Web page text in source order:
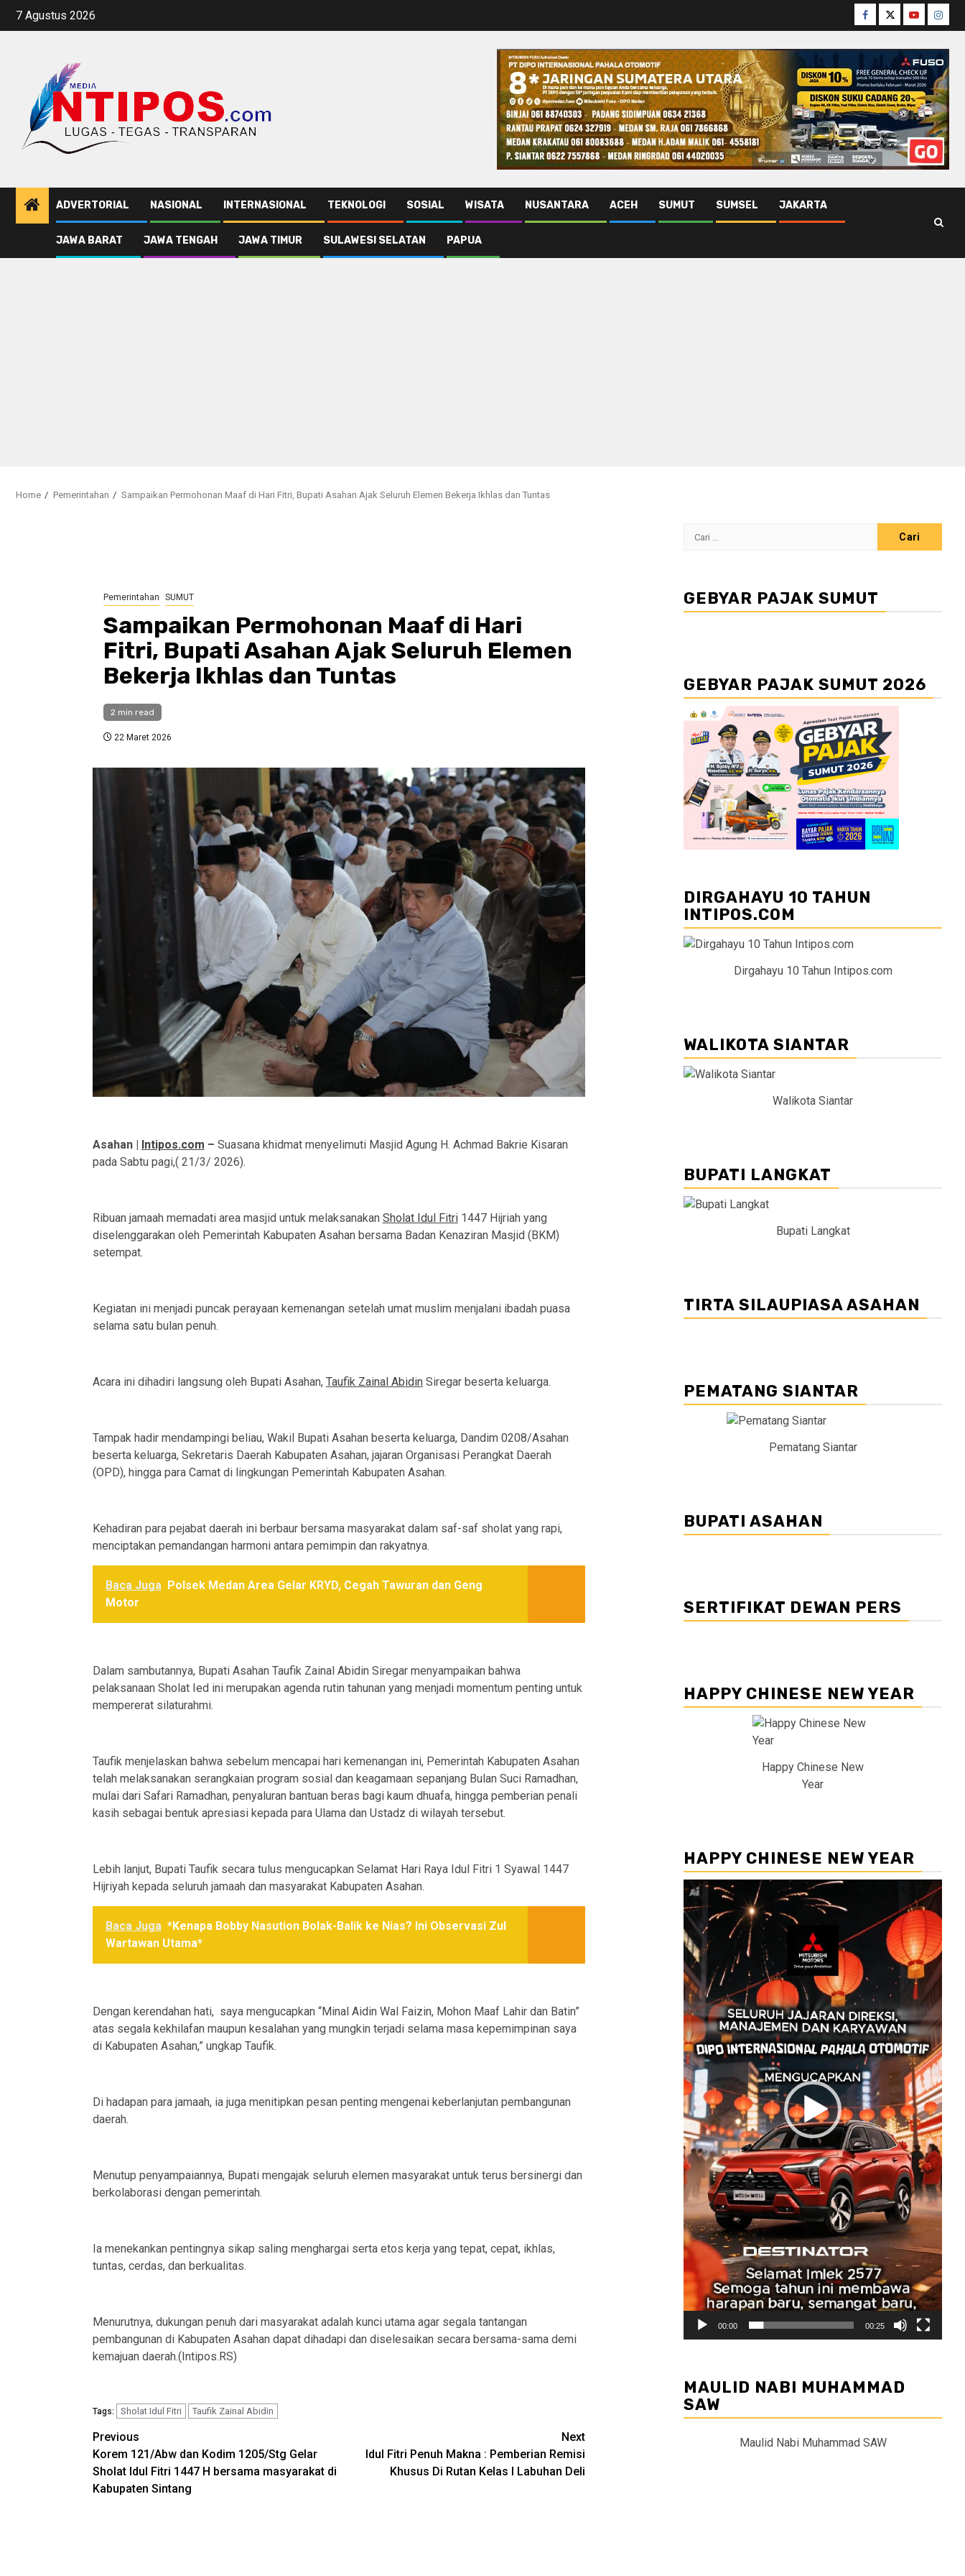
Skip
7 Agustus 2026 Facebook
TwitterYoutube
ADVERTORIAL NASIONAL INTERNASIONAL TEKNOLOGI SOSIAL WISATA NUSANTARA ACEH SUMUT SUMSEL JAKARTA
JAWA BARAT JAWA TENGAH JAWA TIMUR SULAWESI SELATAN PAPUA
Home Pemerintahan Sampaikan Permohonan Maaf di Hari Fitri, Bupati Asahan Ajak Seluruh Elemen Bekerja Ikhlas dan Tuntas
Pemerintahan SUMUT
Sampaikan Permohonan Maaf di Hari
Fitri, Bupati Asahan Ajak Seluruh Elemen
Bekerja Ikhlas dan Tuntas
2 min read
22 Maret 2026
Asahan | Intipos.com – Suasana khidmat menyelimuti Masjid Agung H. Achmad Bakrie Kisaran
pada Sabtu pagi,( 21/3/ 2026).
Ribuan jamaah memadati area masjid untuk melaksanakan Sholat Idul Fitri1447 Hijriah yang
diselenggarakan oleh Pemerintah Kabupaten Asahan bersama Badan Kenaziran Masjid (BKM)
setempat.
Kegiatan ini menjadi puncak perayaan kemenangan setelah umat muslim menjalani ibadah puasa
selama satu bulan penuh.
Acara ini dihadiri langsung oleh Bupati Asahan, Taufik Zainal AbidinSiregar beserta keluarga.
Tampak hadir mendampingi beliau, Wakil Bupati Asahan beserta keluarga, Dandim 0208/Asahan
beserta keluarga, Sekretaris Daerah Kabupaten Asahan, jajaran Organisasi Perangkat Daerah
(OPD), hingga para Camat di lingkungan Pemerintah Kabupaten Asahan.
Kehadiran para pejabat daerah ini berbaur bersama masyarakat dalam saf-saf sholat yang rapi,
menciptakan pemandangan harmoni antara pemimpin dan rakyatnya.
Baca Juga Polsek Medan Area Gelar KRYD, Cegah Tawuran dan Geng
Motor
Dalam sambutannya, Bupati Asahan Taufik Zainal Abidin Siregar menyampaikan bahwa
pelaksanaan Sholat Ied ini merupakan agenda rutin tahunan yang menjadi momentum penting untuk
mempererat silaturahmi.
Taufik menjelaskan bahwa sebelum mencapai hari kemenangan ini, Pemerintah Kabupaten Asahan
telah melaksanakan serangkaian program sosial dan keagamaan sepanjang Bulan Suci Ramadhan,
mulai dari Safari Ramadhan, penyaluran bantuan beras bagi kaum dhuafa, hingga pemberian penali
kasih sebagai bentuk apresiasi kepada para Ulama dan Ustadz di wilayah tersebut.
Lebih lanjut, Bupati Taufik secara tulus mengucapkan Selamat Hari Raya Idul Fitri 1 Syawal 1447
Hijriyah kepada seluruh jamaah dan masyarakat Kabupaten Asahan.
Baca Juga *Kenapa Bobby Nasution Bolak-Balik ke Nias? Ini Observasi Zul
Wartawan Utama*
Dengan kerendahan hati, saya mengucapkan “Minal Aidin Wal Faizin, Mohon Maaf Lahir dan Batin”
atas segala kekhilafan maupun kesalahan yang mungkin terjadi selama masa kepemimpinan saya
di Kabupaten Asahan,” ungkap Taufik.
Di hadapan para jamaah, ia juga menitipkan pesan penting mengenai keberlanjutan pembangunan
daerah.
Menutup penyampaiannya, Bupati mengajak seluruh elemen masyarakat untuk terus bersinergi dan
berkolaborasi dengan pemerintah.
Ia menekankan pentingnya sikap saling menghargai serta etos kerja yang tepat, cepat, ikhlas,
tuntas, cerdas, dan berkualitas.
Menurutnya, dukungan penuh dari masyarakat adalah kunci utama agar segala tantangan
pembangunan di Kabupaten Asahan dapat dihadapi dan diselesaikan secara bersama-sama demi
kemajuan daerah.(Intipos.RS)
Tags: Sholat Idul Fitri Taufik Zainal Abidin
Post
navigation
Previous
Korem 121/Abw dan Kodim 1205/Stg Gelar
Sholat Idul Fitri 1447 H bersama masyarakat di
Kabupaten Sintang
Next
Idul Fitri Penuh Makna : Pemberian Remisi
Khusus Di Rutan Kelas I Labuhan Deli
Cari
GEBYAR PAJAK SUMUT
GEBYAR PAJAK SUMUT 2026
DIRGAHAYU 10 TAHUN
INTIPOS.COM
Dirgahayu 10 Tahun Intipos.com
WALIKOTA SIANTAR
Walikota Siantar
BUPATI LANGKAT
Bupati Langkat
TIRTA SILAUPIASA ASAHAN
PEMATANG SIANTAR
Pematang Siantar
BUPATI ASAHAN
SERTIFIKAT DEWAN PERS
HAPPY CHINESE NEW YEAR
Happy Chinese New
Year
HAPPY CHINESE NEW YEAR
Pemutar
Video
00:00 00:25
MAULID NABI MUHAMMAD
SAW
Maulid Nabi Muhammad SAW